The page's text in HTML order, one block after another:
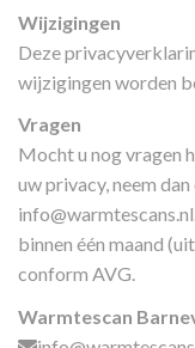
Wijzigingen
Deze
wijzigingen worden
Vragen
Mocht u nog vragen
uw privacy, neem
info@warmtescans.nl
binnen één maand
conform AVG.
Warmtescan